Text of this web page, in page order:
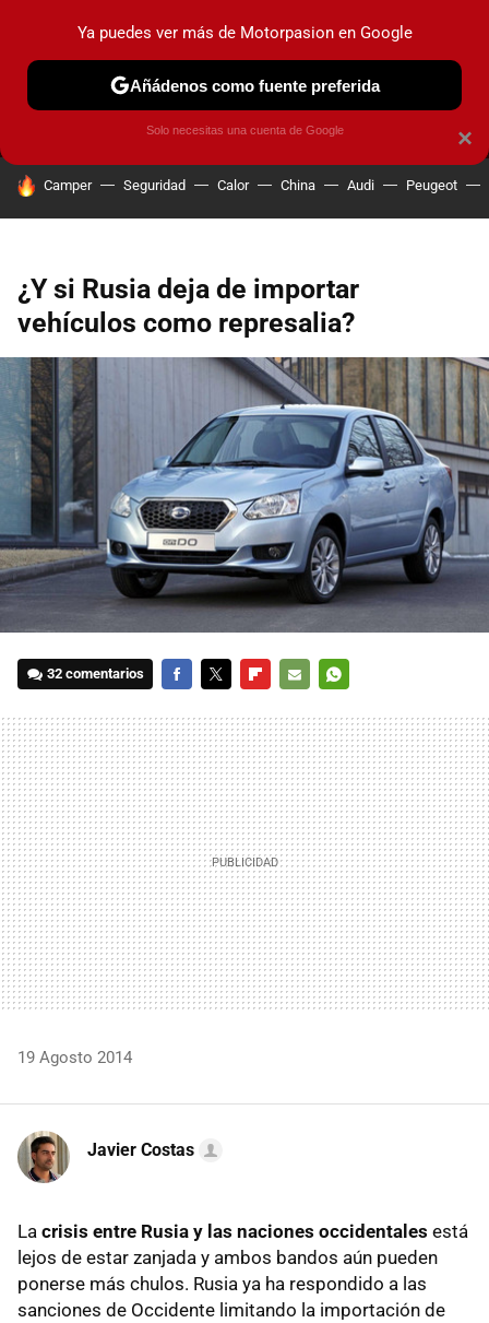
MENÚ NUEVO
COCHES ELÉCTRICOS OBSERVATORIO
HOY SE HABLA DE
Camper Seguridad Calor China Audi Peugeot
¿Y si Rusia deja de importar
vehículos como represalia?
32 comentarios
MAIL
19 Agosto 2014
Javier Costas
La crisis entre Rusia y las naciones occidentales está
lejos de estar zanjada y ambos bandos aún pueden
ponerse más chulos. Rusia ya ha respondido a las
sanciones de Occidente limitando la importación de
×
Ya puedes ver más de Motorpasion en Google
Añádenos como fuente preferida
Solo necesitas una cuenta de Google